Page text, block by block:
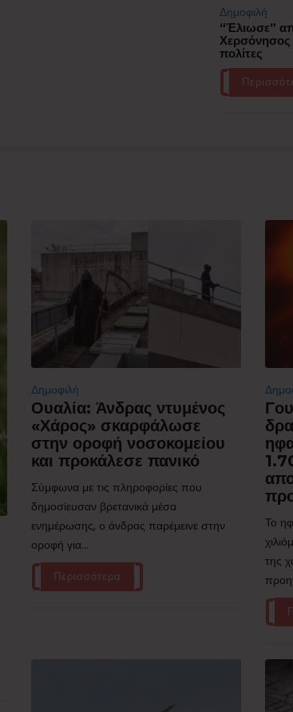
Δημοφιλή
“Έλιωσε”
Χερσόνησος
πολίτες
Δημοφιλή
Ουαλία: Άνδρας ντυμένος
«Χάρος» σκαρφάλωσε
στην οροφή νοσοκομείου
και προκάλεσε πανικό
Σύμφωνα με τις πληροφορίες που
δημοσίευσαν βρετανικά μέσα
ενημέρωσης, ο άνδρας παρέμεινε στην
οροφή για...
Περισσότερα
Το
της